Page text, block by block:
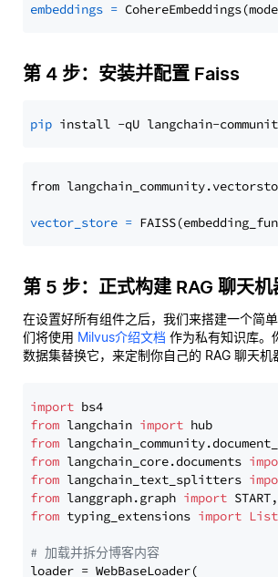
embeddings =
第 4 步：安装并配置 Faiss
pip
from
vector_store =
第 5 步：正式构建 RAG 聊天机
在设置好所有组件之后，我们来搭建一个简
们将使用 Milvus介绍文档 作为私有知识库。
数据集替换它，来定制你自己的 RAG 聊天机
import
from langchain import
from
from langchain_core.documents
from langchain_text_splitters
from langgraph.graph import
from typing_extensions import List
# 加载并拆分博客内容
loader = WebBaseLoader(